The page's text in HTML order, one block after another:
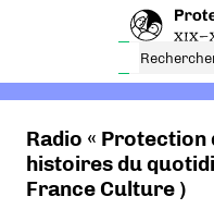
Radio « Protection
histoires du
France Culture )